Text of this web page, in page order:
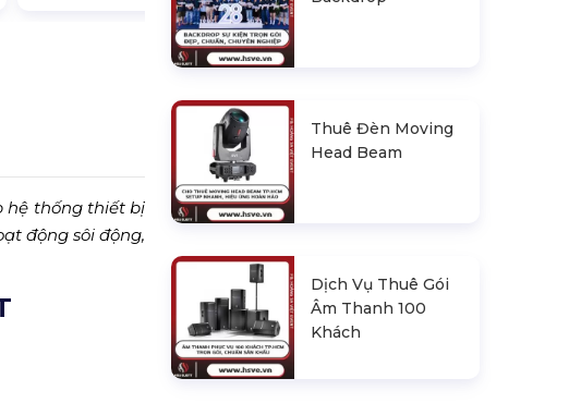
hệ thống thiết bị
động sôi động,
Thuê Đèn Moving
Head Beam
Dịch Vụ Thuê Gói
Âm Thanh 100
Khách